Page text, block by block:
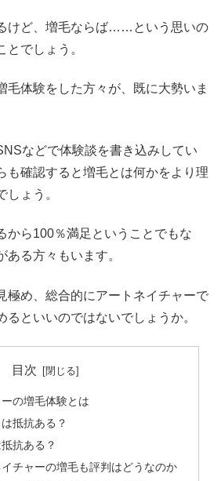
けど、増毛ならば……という思いの
でしょう。
毛体験をした方々が、既に大勢いま
などで体験談を書き込みしてい
も確認すると増毛とは何かをより理
ょう。
から100％満足ということでもな
ある方々もいます。
極め、総合的にアートネイチャーで
るといいのではないでしょうか。
目次
の増毛体験とは
抵抗ある？
抗ある？
チャーの増毛も評判はどうなのか